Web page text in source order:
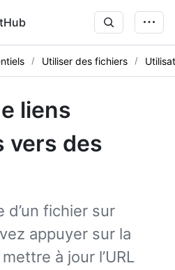
Utiliser des fichiers
liens
vers des
d’un fichier sur
appuyer sur la
à jour l’URL